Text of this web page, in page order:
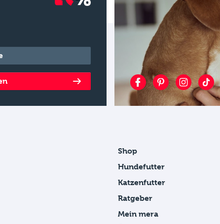
Shop
Hundefutter
Katzenfutter
Ratgeber
Mein mera